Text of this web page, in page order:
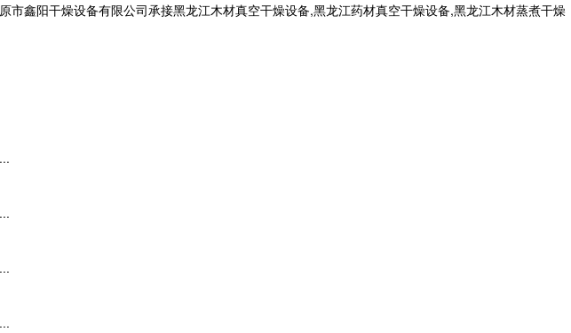
鑫阳干燥设备有限公司承接黑龙江木材真空干燥设备,黑龙江药材真空干燥设备,黑龙江木材蒸煮干燥